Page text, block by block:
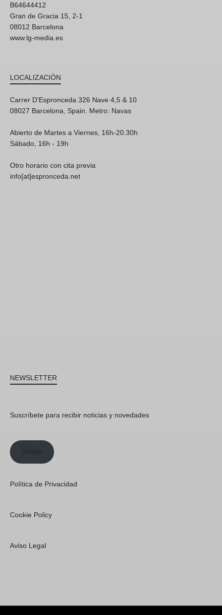
B64644412
Gran de Gracia 15, 2-1
08012 Barcelona
www.lg-media.es
LOCALIZACIÓN
Carrer D'Espronceda 326 Nave 4,5 & 10
08027 Barcelona, Spain. Metro: Navas
Abierto de Martes a Viernes, 16h-20.30h
Sábado, 16h - 19h
Otro horario con cita previa
info[at]espronceda.net
NEWSLETTER
Suscríbete para recibir noticias y novedades
Únete
Política de Privacidad
Cookie Policy
Aviso Legal